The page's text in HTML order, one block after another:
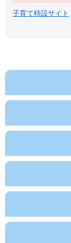
子育て特設サイト